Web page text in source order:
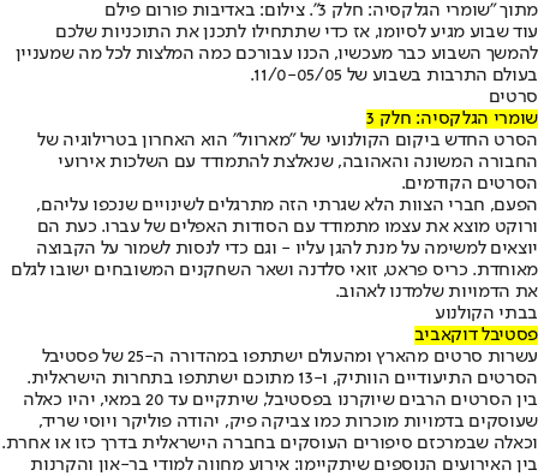
מתוך "שומרי הגלקסיה: חלק 3". צילום: באדיבות פורום פילם
עוד שבוע מגיע לסיומו, אז כדי שתתחילו לתכנן את התוכניות שלכם
להמשך השבוע כבר מעכשיו, הכנו עבורכם כמה המלצות לכל מה שמעניין
בעולם התרבות בשבוע של 11/0-05/05.
סרטים
שומרי הגלקסיה: חלק 3
הסרט החדש ביקום הקולנועי של "מארוול" הוא האחרון בטרילוגיה של
החבורה המשונה והאהובה, שנאלצת להתמודד עם השלכות אירועי
הסרטים הקודמים.
הפעם, חברי הצוות הלא שגרתי הזה מתרגלים לשינויים שנכפו עליהם,
ורוקט מוצא את עצמו מתמודד עם הסודות האפלים של עברו. כעת הם
יוצאים למשימה על מנת להגן עליו - וגם כדי לנסות לשמור על הקבוצה
מאוחדת. כריס פראט, זואי סלדנה ושאר השחקנים המשובחים ישובו לגלם
את הדמויות שלמדנו לאהוב.
בבתי הקולנוע
פסטיבל דוקאביב
עשרות סרטים מהארץ ומהעולם ישתתפו במהדורה ה-25 של פסטיבל
הסרטים התיעודיים הוותיק, ו-13 מתוכם ישתתפו בתחרות הישראלית.
בין הסרטים הרבים שיוקרנו בפסטיבל, שיתקיים עד 20 במאי, יהיו כאלה
שעוסקים בדמויות מוכרות כמו צביקה פיק, יהודה פוליקר ויוסי שריד,
וכאלה שבמרכזם סיפורים העוסקים בחברה הישראלית בדרך כזו או אחרת.
בין האירועים הנוספים שיתקיימו: אירוע מחווה למודי בר-און והקרנות